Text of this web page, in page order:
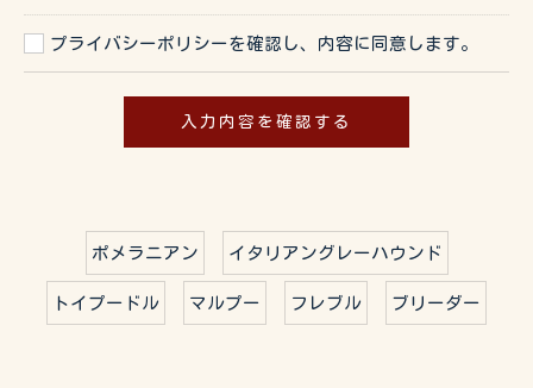
プライバシーポリシーを確認し、内容に同意します。
ポメラニアン イタリアングレーハウンド
トイプードル マルプー フレブル ブリーダー